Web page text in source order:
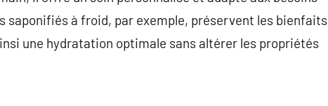
saponifiés à froid, par exemple, préservent les bienfaits
une hydratation optimale sans altérer les propriétés